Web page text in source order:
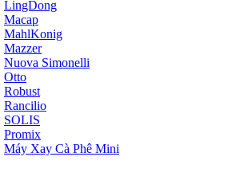
LingDong
Macap
MahlKonig
Mazzer
Nuova Simonelli
Otto
Robust
Rancilio
SOLIS
Promix
Máy Xay Cà Phê Mini